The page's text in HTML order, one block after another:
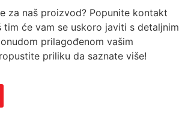
za naš proizvod? Popunite kontakt
tim će vam se uskoro javiti s detaljnim
prilagođenom vašim
priliku da saznate više!